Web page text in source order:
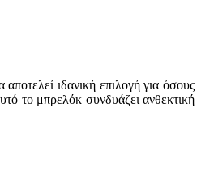
ιδανική επιλογή για όσους
το μπρελόκ συνδυάζει ανθεκτική